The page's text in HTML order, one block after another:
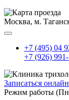
Москва, м.
+7 (495) 04
+7 (926)
Записаться онлайн
Режим работы